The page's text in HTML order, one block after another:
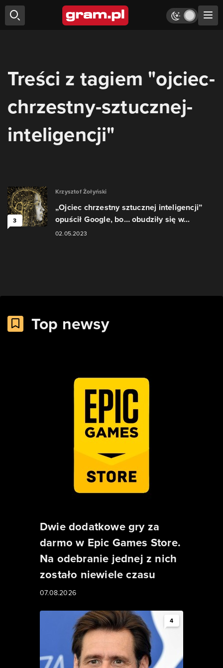
Treści z tagiem "ojciec-
chrzestny-sztucznej-
inteligencji"
3
Krzysztof Żołyński
„Ojciec chrzestny sztucznej inteligencji”
opuścił Google, bo… obudziły się w...
02.05.2023
Top newsy
Dwie dodatkowe gry za
darmo w Epic Games Store.
Na odebranie jednej z nich
zostało niewiele czasu
07.08.2026
4